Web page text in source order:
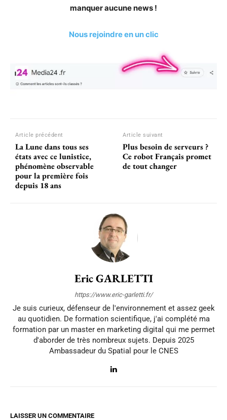
manquer aucune news !
Nous rejoindre en un clic
Article précédent
La Lune dans tous ses
états avec ce lunistice,
phénomène observable
pour la première fois
depuis 18 ans
Article suivant
Plus besoin de serveurs ?
Ce robot Français promet
de tout changer
Eric GARLETTI
https://www.eric-garletti.fr/
Je suis curieux, défenseur de l'environnement et assez geek
au quotidien. De formation scientifique, j'ai complété ma
formation par un master en marketing digital qui me permet
d'aborder de très nombreux sujets. Depuis 2025
Ambassadeur du Spatial pour le CNES
LAISSER UN COMMENTAIRE